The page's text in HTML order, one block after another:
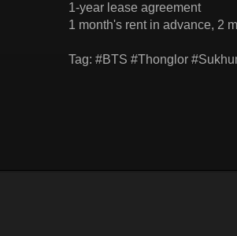
1-year lease agreement
1 month's rent in advance, 2
Tag: #BTS #Thonglor